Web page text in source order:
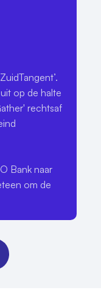
op de halte
rechtsaf
Bank naar
om de